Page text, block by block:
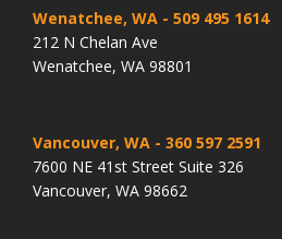
Wenatchee, WA - 509 495 1614
212 N Chelan Ave
Wenatchee, WA 98801
Vancouver, WA - 360 597 2591
7600 NE 41st Street Suite 326
Vancouver, WA 98662